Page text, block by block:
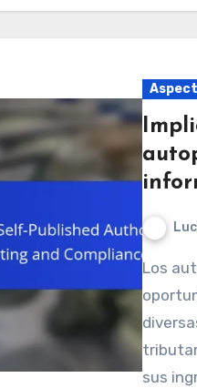
Los autores autoeditados en Argentina tienen la
sus